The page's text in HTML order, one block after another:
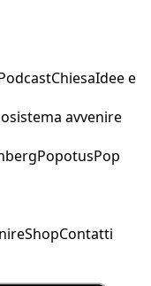
ChiesaIdee e
avvenire
PopotusPop
ShopContatti